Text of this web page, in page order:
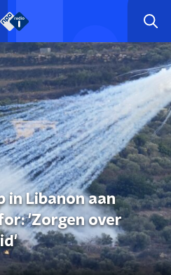
in Libanon aan
'Zorgen over